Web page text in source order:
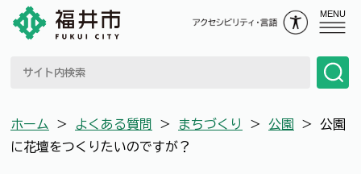
MENU
ホーム ＞ よくある質問 ＞ まちづくり ＞ 公園 ＞ 公園
に花壇をつくりたいのですが？